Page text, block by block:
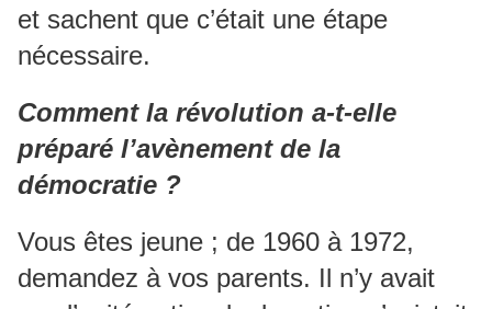
et sachent que c’était une étape
nécessaire.
Comment la révolution a-t-elle
préparé l’avènement de la
démocratie ?
Vous êtes jeune ; de 1960 à 1972,
demandez à vos parents. Il n’y avait